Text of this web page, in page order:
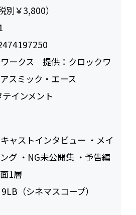
別￥3,800）
ークス 提供：クロックワ
スミック・エース
インメント
キャストインタビュー ・メイ
グ ・NG未公開集 ・予告編
1層
（シネマスコープ）